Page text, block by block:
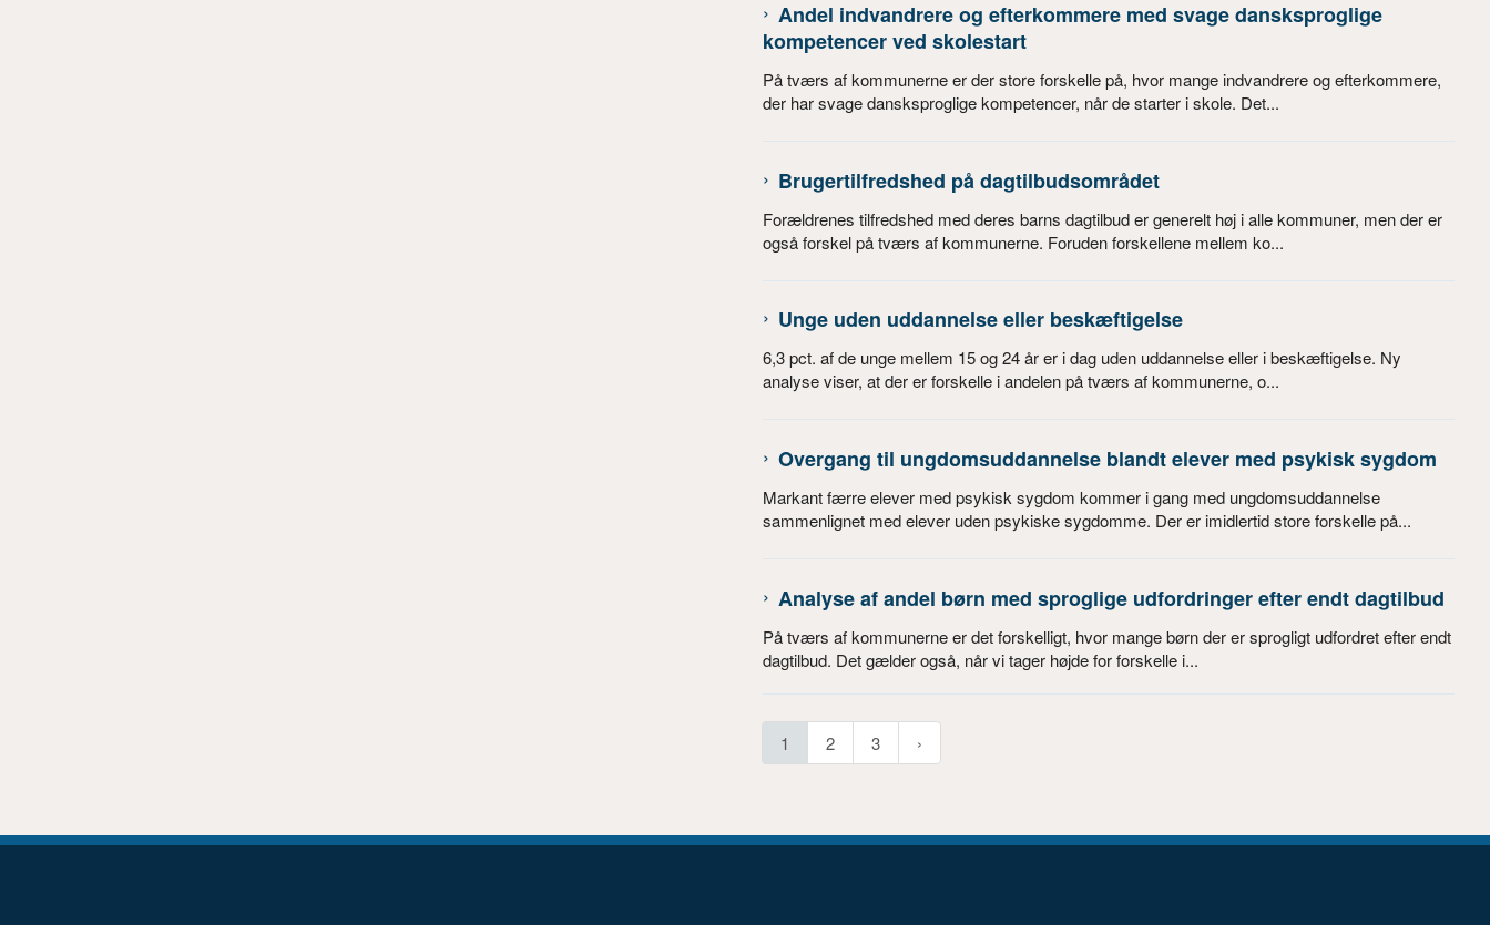
Andel indvandrere og efterkommere med svage dansksproglige
kompetencer ved skolestart
På tværs af kommunerne er der store forskelle på, hvor mange indvandrere og efterkommere,
der har svage dansksproglige kompetencer, når de starter i skole. Det...
Brugertilfredshed på dagtilbudsområdet
Forældrenes tilfredshed med deres barns dagtilbud er generelt høj i alle kommuner, men der er
også forskel på tværs af kommunerne. Foruden forskellene mellem ko...
Unge uden uddannelse eller beskæftigelse
6,3 pct. af de unge mellem 15 og 24 år er i dag uden uddannelse eller i beskæftigelse. Ny
analyse viser, at der er forskelle i andelen på tværs af kommunerne, o...
Overgang til ungdomsuddannelse blandt elever med psykisk sygdom
Markant færre elever med psykisk sygdom kommer i gang med ungdomsuddannelse
sammenlignet med elever uden psykiske sygdomme. Der er imidlertid store forskelle på...
Analyse af andel børn med sproglige udfordringer efter endt dagtilbud
På tværs af kommunerne er det forskelligt, hvor mange børn der er sprogligt udfordret efter endt
dagtilbud. Det gælder også, når vi tager højde for forskelle i...
1 2 3